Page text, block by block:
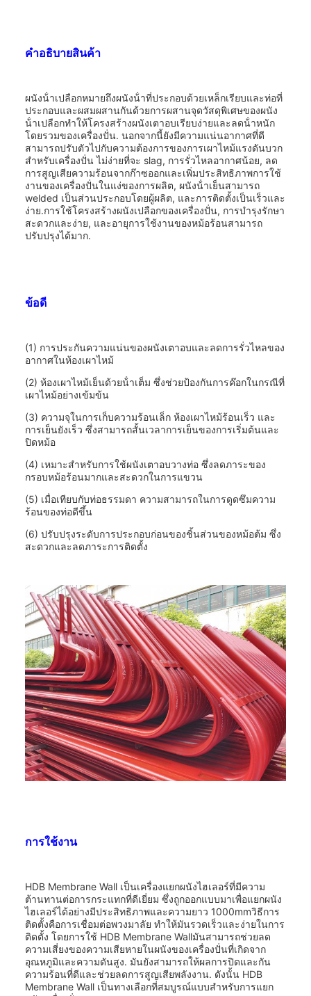
คําอธิบายสินค้า
ผนังน้ําเปลือกหมายถึงผนังน้ําที่ประกอบด้วยเหล็กเรียบและท่อที่
ประกอบและผสมผสานกันด้วยการผสานจุดวัสดุพิเศษของผนัง
น้ําเปลือกทําให้โครงสร้างผนังเตาอบเรียบง่ายและลดน้ําหนัก
โดยรวมของเครื่องปั่น. นอกจากนี้ยังมีความแน่นอากาศที่ดี
สามารถปรับตัวไปกับความต้องการของการเผาไหม้แรงดันบวก
สําหรับเครื่องปั่น ไม่ง่ายที่จะ slag, การรั่วไหลอากาศน้อย, ลด
การสูญเสียความร้อนจากก๊าซออกและเพิ่มประสิทธิภาพการใช้
งานของเครื่องปั่นในแง่ของการผลิต, ผนังน้ําเย็นสามารถ
welded เป็นส่วนประกอบโดยผู้ผลิต, และการติดตั้งเป็นเร็วและ
ง่าย.การใช้โครงสร้างผนังเปลือกของเครื่องปั่น, การบํารุงรักษา
สะดวกและง่าย, และอายุการใช้งานของหม้อร้อนสามารถ
ปรับปรุงได้มาก.
ข้อดี
(1) การประกันความแน่นของผนังเตาอบและลดการรั่วไหลของ
อากาศในห้องเผาไหม้
(2) ห้องเผาไหม้เย็นด้วยน้ําเต็ม ซึ่งช่วยป้องกันการค๊อกในกรณีที่
เผาไหม้อย่างเข้มข้น
(3) ความจุในการเก็บความร้อนเล็ก ห้องเผาไหม้ร้อนเร็ว และ
การเย็นยังเร็ว ซึ่งสามารถสั้นเวลาการเย็นของการเริ่มต้นและ
ปิดหม้อ
(4) เหมาะสําหรับการใช้ผนังเตาอบวางท่อ ซึ่งลดภาระของ
กรอบหม้อร้อนมากและสะดวกในการแขวน
(5) เมื่อเทียบกับท่อธรรมดา ความสามารถในการดูดซึมความ
ร้อนของท่อดีขึ้น
(6) ปรับปรุงระดับการประกอบก่อนของชิ้นส่วนของหม้อต้ม ซึ่ง
สะดวกและลดภาระการติดตั้ง
การใช้งาน
HDB Membrane Wall เป็นเครื่องแยกผนังไฮเลอร์ที่มีความ
ต้านทานต่อการกระแทกที่ดีเยี่ยม ซึ่งถูกออกแบบมาเพื่อแยกผนัง
ไฮเลอร์ได้อย่างมีประสิทธิภาพและความยาว 1000mmวิธีการ
ติดตั้งคือการเชื่อมต่อพวงมาลัย ทําให้มันรวดเร็วและง่ายในการ
ติดตั้ง โดยการใช้ HDB Membrane Wallมันสามารถช่วยลด
ความเสี่ยงของความเสียหายในผนังของเครื่องปั่นที่เกิดจาก
อุณหภูมิและความดันสูง. มันยังสามารถให้ผลการปิดและกัน
ความร้อนที่ดีและช่วยลดการสูญเสียพลังงาน. ดังนั้น HDB
Membrane Wall เป็นทางเลือกที่สมบูรณ์แบบสําหรับการแยก